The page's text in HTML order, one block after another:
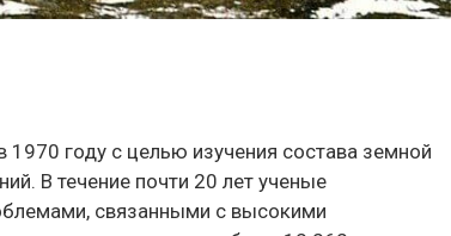
году с целью изучения состава земной
В течение почти 20 лет ученые
связанными с высокими